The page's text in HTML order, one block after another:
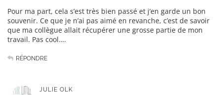
Pour ma part, cela s’est très bien passé et j’en garde un bon
souvenir. Ce que je n’ai pas aimé en revanche, c’est de savoir
que ma collègue allait récupérer une grosse partie de mon
travail. Pas cool….
RÉPONDRE
JULIE OLK